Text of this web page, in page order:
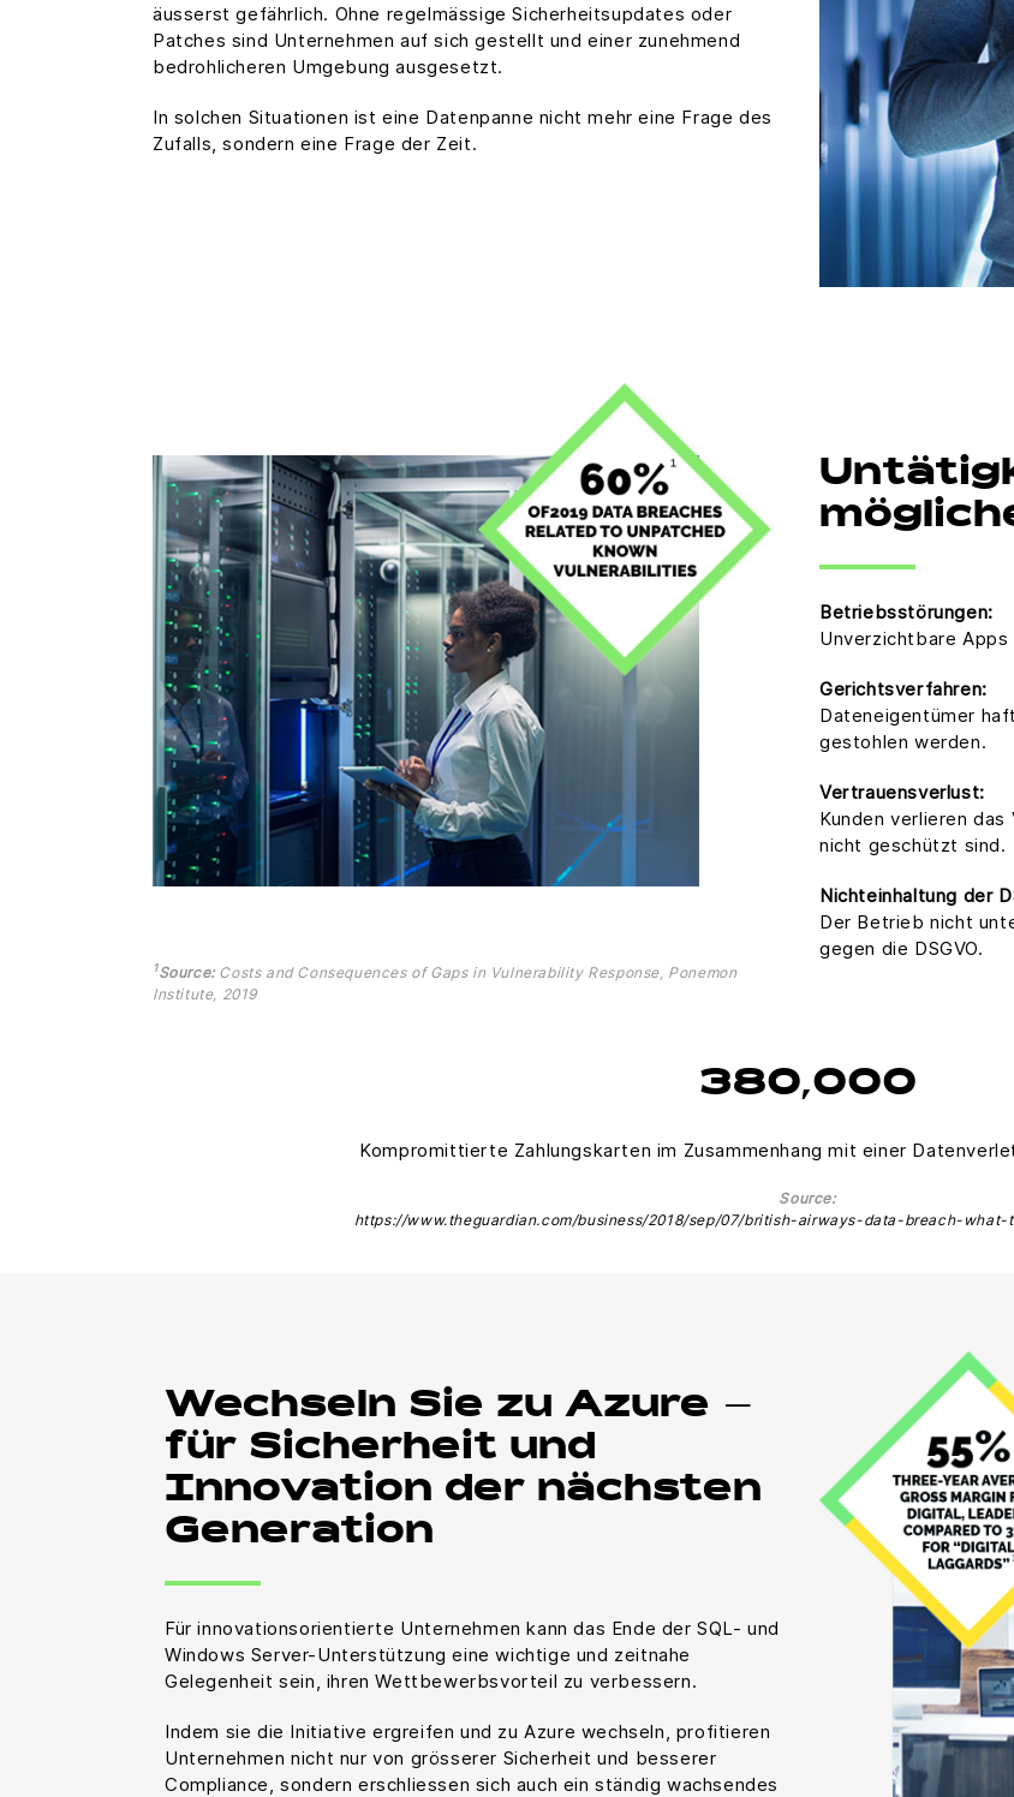
äusserst gefährlich. Ohne regelmässige Sicherheitsupdates oder
Patches sind Unternehmen auf sich gestellt und einer zunehmend
bedrohlicheren Umgebung ausgesetzt.
In solchen Situationen ist eine Datenpanne nicht mehr eine Frage des
Zufalls, sondern eine Frage der Zeit.
Betriebsstörungen:
Unverzichtbare
Gerichtsverfahren:
Dateneigentümer
gestohlen werden.
Vertrauensverlust:
Kunden verlieren
nicht geschützt sind.
Nichteinhaltung der
Der Betrieb nicht
gegen die DSGVO.
1Source:Costs and Consequences of Gaps in Vulnerability Response, Ponemon
Institute, 2019
380,000
Kompromittierte Zahlungskarten im Zusammenhang mit einer
Source:
https://www.theguardian.com/business/2018/sep/07/british-airways-data-breach-
Wechseln Sie zu Azure –
für Sicherheit und
Innovation der nächsten
Generation
Für innovationsorientierte Unternehmen kann das Ende der SQL- und
Windows Server-Unterstützung eine wichtige und zeitnahe
Gelegenheit sein, ihren Wettbewerbsvorteil zu verbessern.
Indem sie die Initiative ergreifen und zu Azure wechseln, profitieren
Unternehmen nicht nur von grösserer Sicherheit und besserer
Compliance, sondern erschliessen sich auch ein ständig wachsendes